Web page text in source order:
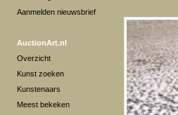
Aanmelden nieuwsbrief
AuctionArt.nl
Overzicht
Kunst zoeken
Kunstenaars
Meest bekeken